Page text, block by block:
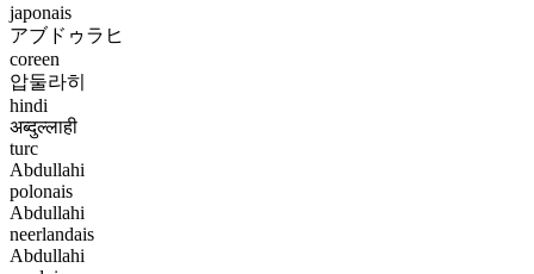
japonais
アブドゥラヒ
coreen
압둘라히
hindi
अब्दुल्लाही
turc
Abdullahi
polonais
Abdullahi
neerlandais
Abdullahi